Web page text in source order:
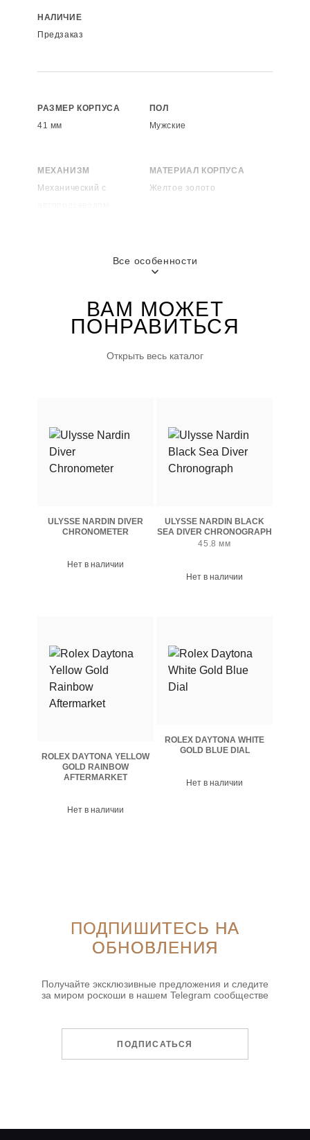
НАЛИЧИЕ
Предзаказ
РАЗМЕР КОРПУСА
41 мм
ПОЛ
Мужские
МЕХАНИЗМ
Механический с
МАТЕРИАЛ КОРПУСА
Желтое золото
300 м
ДОПОЛНИТЕЛЬНОЕ
ОПИСАНИЕ
Все особенности
ВАМ МОЖЕТ
ПОНРАВИТЬСЯ
Открыть весь каталог
ULYSSE NARDIN DIVER
CHRONOMETER
Нет в наличии
ULYSSE NARDIN BLACK
SEA DIVER CHRONOGRAPH
45.8 мм
Нет в наличии
ROLEX DAYTONA YELLOW
GOLD RAINBOW
AFTERMARKET
Нет в наличии
ROLEX DAYTONA WHITE
GOLD BLUE DIAL
Нет в наличии
ПОДПИШИТЕСЬ НА
ОБНОВЛЕНИЯ
Получайте эксклюзивные предложения и следите
за миром роскоши в нашем Telegram сообществе
ПОДПИСАТЬСЯ